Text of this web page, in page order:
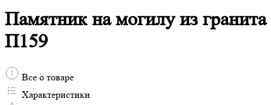
Памятник на могилу из гранита
П159
Все о товаре
Характеристики